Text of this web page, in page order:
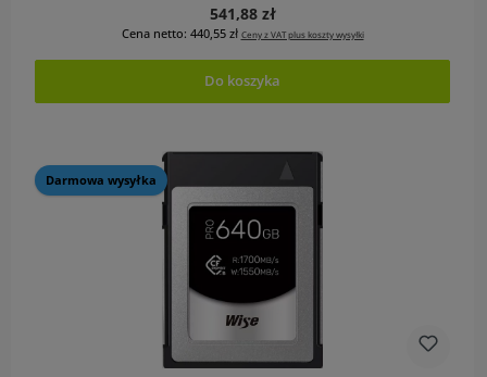
Cena regularna:
541,88 zł
Cena netto: 440,55 zł Ceny z VAT plus koszty wysyłki
Do koszyka
Darmowa wysyłka